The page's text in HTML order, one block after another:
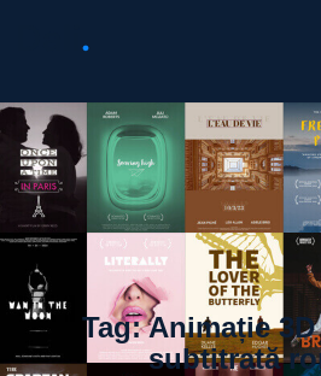
Tag:Animație
subtitrată